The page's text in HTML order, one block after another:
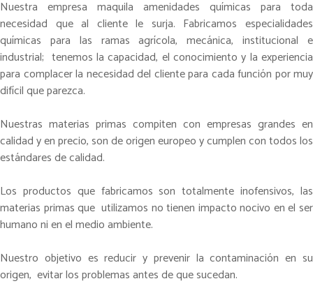
Nuestra empresa maquila amenidades químicas para toda
necesidad que al cliente le surja. Fabricamos especialidades
químicas para las ramas agrícola, mecánica, institucional e
industrial; tenemos la capacidad, el conocimiento y la experiencia
para complacer la necesidad del cliente para cada función por muy
difícil que parezca.
Nuestras materias primas compiten con empresas grandes en
calidad y en precio, son de origen europeo y cumplen con todos los
estándares de calidad.
Los productos que fabricamos son totalmente inofensivos, las
materias primas que utilizamos no tienen impacto nocivo en el ser
humano ni en el medio ambiente.
Nuestro objetivo es reducir y prevenir la contaminación en su
origen, evitar los problemas antes de que sucedan.